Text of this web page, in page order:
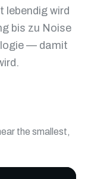
lebendig wird
bis zu Noise
— damit
the smallest,